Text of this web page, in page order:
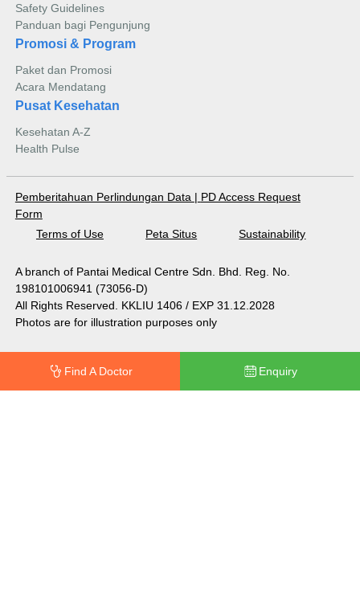
Safety Guidelines
Panduan bagi Pengunjung
Promosi & Program
Paket dan Promosi
Acara Mendatang
Pusat Kesehatan
Kesehatan A-Z
Health Pulse
Pemberitahuan Perlindungan Data | PD Access Request
Form
Terms of Use
Peta Situs Sustainability
A branch of Pantai Medical Centre Sdn. Bhd. Reg. No.
198101006941 (73056-D)
All Rights Reserved. KKLIU 1406 / EXP 31.12.2028
Photos are for illustration purposes only
Find A Doctor Enquiry